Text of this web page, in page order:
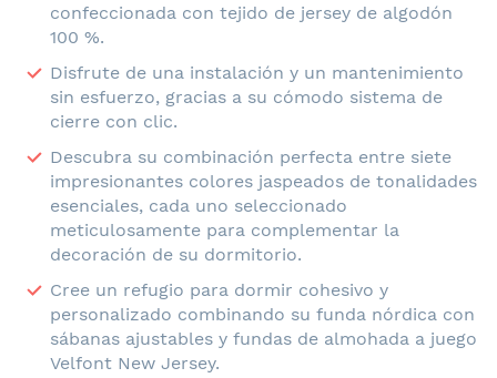
confeccionada con tejido de jersey de algodón
100 %.
Disfrute de una instalación y un mantenimiento
sin esfuerzo, gracias a su cómodo sistema de
cierre con clic.
Descubra su combinación perfecta entre siete
impresionantes colores jaspeados de tonalidades
esenciales, cada uno seleccionado
meticulosamente para complementar la
decoración de su dormitorio.
Cree un refugio para dormir cohesivo y
personalizado combinando su funda nórdica con
sábanas ajustables y fundas de almohada a juego
Velfont New Jersey.